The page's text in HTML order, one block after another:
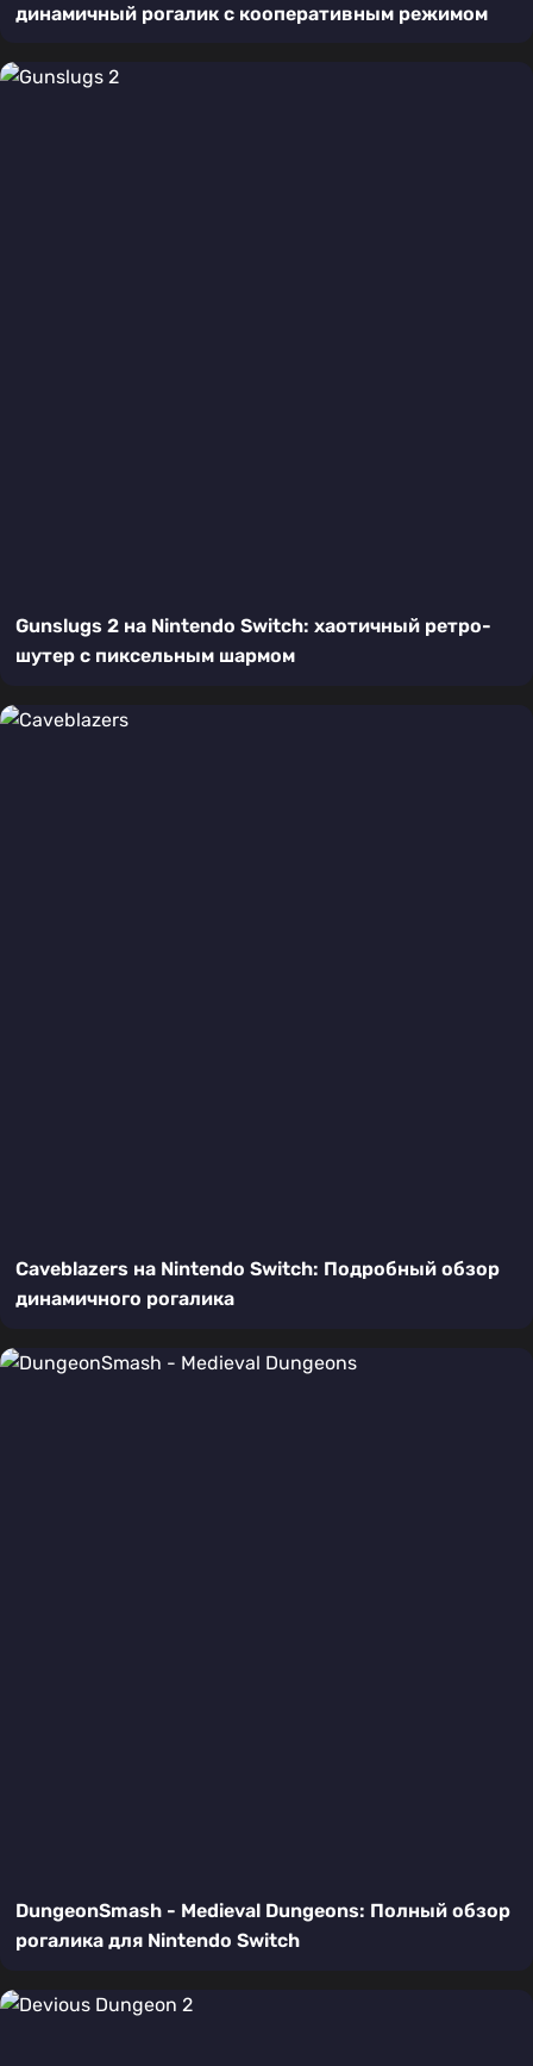
динамичный рогалик с кооперативным режимом
Gunslugs 2 на Nintendo Switch: хаотичный ретро-
шутер с пиксельным шармом
Caveblazers на Nintendo Switch: Подробный обзор
динамичного рогалика
DungeonSmash - Medieval Dungeons: Полный обзор
рогалика для Nintendo Switch